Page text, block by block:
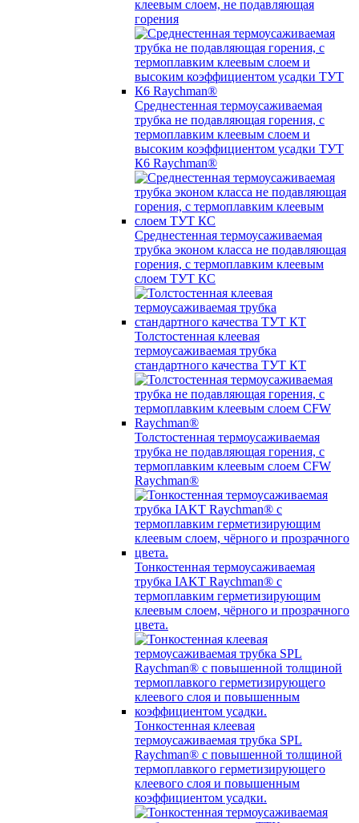
клеевым слоем, не подавляющая
горения
Среднестенная термоусаживаемая
трубка не подавляющая горения, с
термоплавким клеевым слоем и
высоким коэффициентом усадки ТУТ
К6 Raychman®
Среднестенная термоусаживаемая
трубка эконом класса не подавляющая
горения, с термоплавким клеевым
слоем ТУТ КС
Толстостенная клеевая
термоусаживаемая трубка
стандартного качества ТУТ КТ
Толстостенная термоусаживаемая
трубка не подавляющая горения, с
термоплавким клеевым слоем CFW
Raychman®
Тонкостенная термоусаживаемая
трубка IAKT Raychman® с
термоплавким герметизирующим
клеевым слоем, чёрного и прозрачного
цвета.
Тонкостенная клеевая
термоусаживаемая трубка SPL
Raychman® с повышенной толщиной
термоплавкого герметизирующего
клеевого слоя и повышенным
коэффициентом усадки.